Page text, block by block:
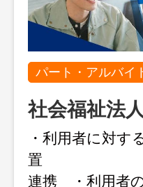
パート・アルバイ
社会福祉法
・利用者に対す
置 ・医
連携 ・利用者